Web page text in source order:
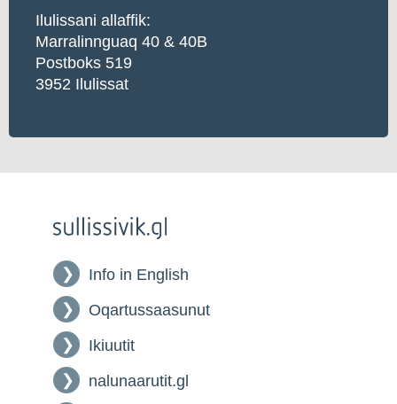
Ilulissani allaffik:
Marralinnguaq 40 & 40B
Postboks 519
3952 Ilulissat
Info in English
Oqartussaasunut
Ikiuutit
nalunaarutit.gl